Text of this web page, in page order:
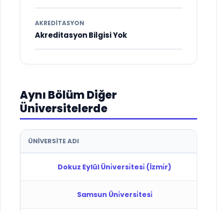
AKREDITASYON
Akreditasyon Bilgisi Yok
Aynı Bölüm Diğer
Üniversitelerde
ÜNIVERSITE ADI
Dokuz Eylül Üni̇versi̇tesi̇ (İzmi̇r)
Samsun Üni̇versi̇tesi̇